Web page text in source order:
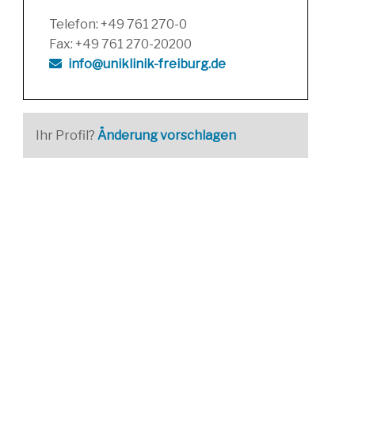
Telefon: +49 761 270-0
Fax: +49 761 270-20200
info@uniklinik-freiburg.de
Ihr Profil? Änderung vorschlagen